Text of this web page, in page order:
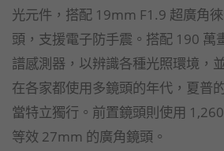
光元件，搭配 19mm F1.9 超廣角
頭，支援電子防手震。搭配 190 萬
譜感測器，以辨識各種光照環境，
在各家都使用多鏡頭的年代，夏普
當特立獨行。前置鏡頭則使用
等效 27mm 的廣角鏡頭。